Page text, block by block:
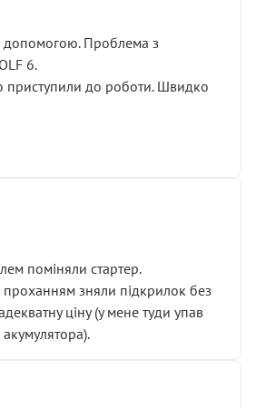
допомогою. Проблема з
6.
приступили до роботи. Швидко
поміняли стартер.
зняли підкрилок без
ціну (у мене туди упав